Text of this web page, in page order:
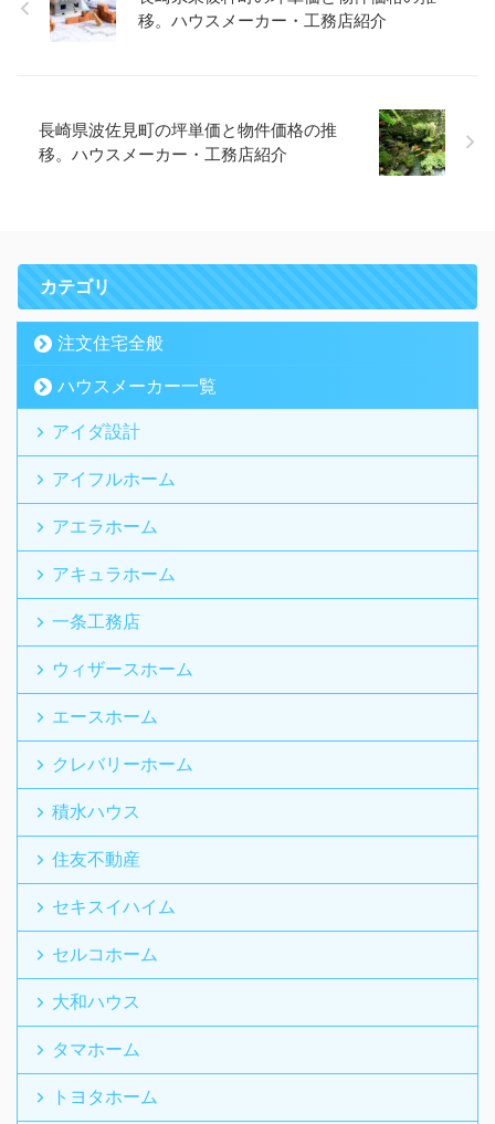
移。ハウスメーカー・工務店紹介
長崎県波佐見町の坪単価と物件価格の推
移。ハウスメーカー・工務店紹介
カテゴリ
注文住宅全般
ハウスメーカー一覧
アイダ設計
アイフルホーム
アエラホーム
アキュラホーム
一条工務店
ウィザースホーム
エースホーム
クレバリーホーム
積水ハウス
住友不動産
セキスイハイム
セルコホーム
大和ハウス
タマホーム
トヨタホーム